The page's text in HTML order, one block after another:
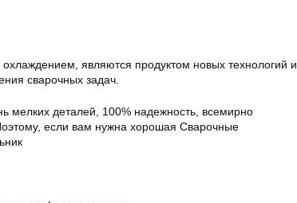
являются продуктом новых технологий и
сварочных задач.
мелких деталей, 100% надежность, всемирно
если вам нужна хорошая Сварочные